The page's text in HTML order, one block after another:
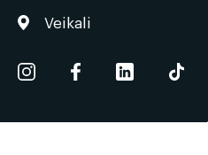
Veikali
© 2026 | patatimber.lv